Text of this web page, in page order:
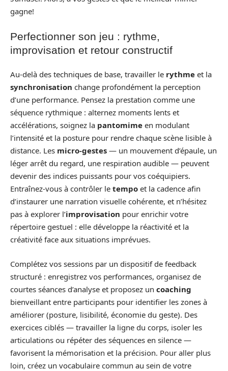
gagne!
Perfectionner son jeu : rythme,
improvisation et retour constructif
Au-delà des techniques de base, travailler le rythme et la
synchronisation change profondément la perception
d’une performance. Pensez la prestation comme une
séquence rythmique : alternez moments lents et
accélérations, soignez la pantomime en modulant
l’intensité et la posture pour rendre chaque scène lisible à
distance. Les micro-gestes — un mouvement d’épaule, un
léger arrêt du regard, une respiration audible — peuvent
devenir des indices puissants pour vos coéquipiers.
Entraînez-vous à contrôler le tempo et la cadence afin
d’instaurer une narration visuelle cohérente, et n’hésitez
pas à explorer l’improvisation pour enrichir votre
répertoire gestuel : elle développe la réactivité et la
créativité face aux situations imprévues.
Complétez vos sessions par un dispositif de feedback
structuré : enregistrez vos performances, organisez de
courtes séances d’analyse et proposez un coaching
bienveillant entre participants pour identifier les zones à
améliorer (posture, lisibilité, économie du geste). Des
exercices ciblés — travailler la ligne du corps, isoler les
articulations ou répéter des séquences en silence —
favorisent la mémorisation et la précision. Pour aller plus
loin, créez un vocabulaire commun au sein de votre